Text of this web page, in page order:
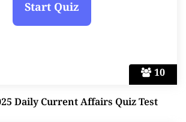
10
Daily Current Affairs Quiz Test